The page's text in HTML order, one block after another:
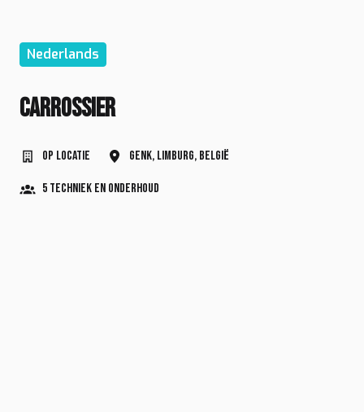
Nederlands
Carrossier
Op locatie Genk, Limburg, België
5 Techniek en Onderhoud